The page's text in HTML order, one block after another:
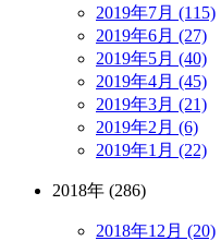
2019年7月 (115)
2019年6月 (27)
2019年5月 (40)
2019年4月 (45)
2019年3月 (21)
2019年2月 (6)
2019年1月 (22)
2018年 (286)
2018年12月 (20)